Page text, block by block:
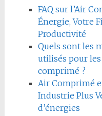
FAQ sur l’Air
Énergie, Votre
Productivité
Quels sont les
utilisés pour
comprimé ?
Air Comprimé
Industrie Plus
d’énergies